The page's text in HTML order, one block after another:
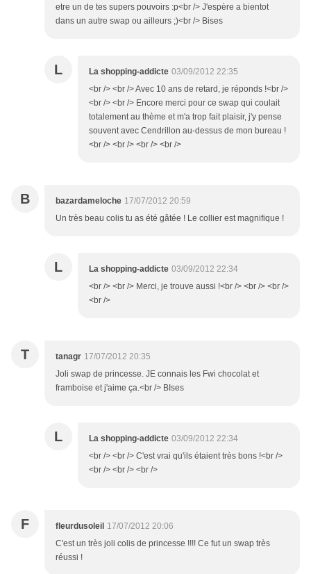
etre un de tes supers pouvoirs :p<br /> J'espère a bientot
dans un autre swap ou ailleurs ;)<br /> Bises
L La shopping-addicte 03/09/2012 22:35
<br /> <br /> Avec 10 ans de retard, je réponds !<br />
<br /> <br /> Encore merci pour ce swap qui coulait
totalement au thème et m'a trop fait plaisir, j'y pense
souvent avec Cendrillon au-dessus de mon bureau !
<br /> <br /> <br /> <br />
B bazardameloche 17/07/2012 20:59
Un très beau colis tu as été gâtée ! Le collier est magnifique !
L La shopping-addicte 03/09/2012 22:34
<br /> <br /> Merci, je trouve aussi !<br /> <br /> <br />
<br />
T tanagr 17/07/2012 20:35
Joli swap de princesse. JE connais les Fwi chocolat et
framboise et j'aime ça.<br /> BIses
L La shopping-addicte 03/09/2012 22:34
<br /> <br /> C'est vrai qu'ils étaient très bons !<br />
<br /> <br /> <br />
F fleurdusoleil 17/07/2012 20:06
C'est un très joli colis de princesse !!!! Ce fut un swap très
réussi !